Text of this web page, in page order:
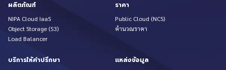
ผลิตภัณฑ์
NIPA Cloud IaaS
Object Storage (S3)
Load Balancer
ราคา
Public Cloud (NCS)
คำนวณราคา
บริการให้คำปรึกษา แหล่งข้อมูล